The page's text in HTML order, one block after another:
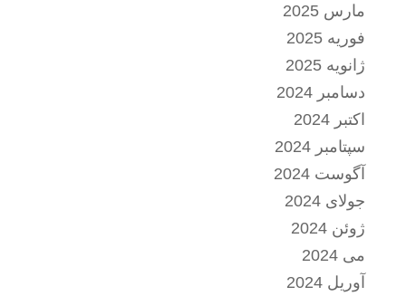
مارس 2025
فوریه 2025
ژانویه 2025
دسامبر 2024
اکتبر 2024
سپتامبر 2024
آگوست 2024
جولای 2024
ژوئن 2024
می 2024
آوریل 2024